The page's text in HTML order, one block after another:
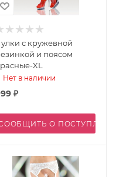
с кружевной
и поясом
XL
Нет в наличии
₽
О